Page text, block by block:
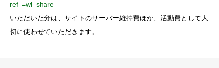
ref_=wl_share
いただいた分は、サイトのサーバー維持費ほか、活動費として大
切に使わせていただきます。